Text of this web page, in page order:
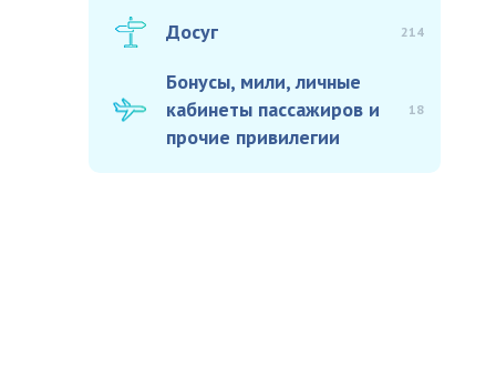
Досуг 214
Бонусы, мили, личные
кабинеты пассажиров и
прочие привилегии
18